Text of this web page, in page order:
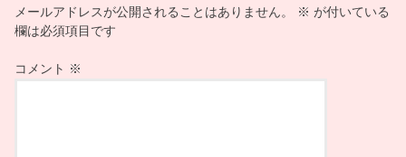
メールアドレスが公開されることはありません。 ※ が付いている
欄は必須項目です
コメント ※